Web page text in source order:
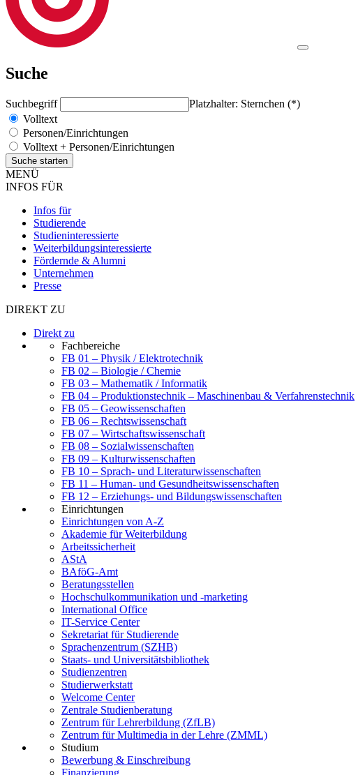
Suche
Suchbegriff
Platzhalter: Sternchen (*)
Volltext
Personen/Einrichtungen
Volltext + Personen/Einrichtungen
MENÜ
INFOS FÜR
Infos für
Studierende
Studieninteressierte
Weiterbildungsinteressierte
Fördernde & Alumni
Unternehmen
Presse
DIREKT ZU
Direkt zu
Fachbereiche
FB 01 – Physik / Elektrotechnik
FB 02 – Biologie / Chemie
FB 03 – Mathematik / Informatik
FB 04 – Produktionstechnik – Maschinenbau & Verfahrenstechnik
FB 05 – Geowissenschaften
FB 06 – Rechtswissenschaft
FB 07 – Wirtschaftswissenschaft
FB 08 – Sozialwissenschaften
FB 09 – Kulturwissenschaften
FB 10 – Sprach- und Literaturwissenschaften
FB 11 – Human- und Gesundheitswissenschaften
FB 12 – Erziehungs- und Bildungswissenschaften
Einrichtungen
Einrichtungen von A-Z
Akademie für Weiterbildung
Arbeitssicherheit
AStA
BAföG-Amt
Beratungsstellen
Hochschulkommunikation und -marketing
International Office
IT-Service Center
Sekretariat für Studierende
Sprachenzentrum (SZHB)
Staats- und Universitätsbibliothek
Studienzentren
Studierwerkstatt
Welcome Center
Zentrale Studienberatung
Zentrum für Lehrerbildung (ZfLB)
Zentrum für Multimedia in der Lehre (ZMML)
Studium
Bewerbung & Einschreibung
Finanzierung